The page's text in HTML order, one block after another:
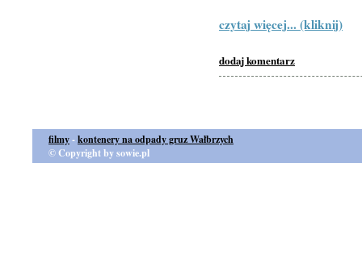
czytaj więcej... (kliknij)
dodaj komentarz
filmy-kontenery na odpady gruz Wałbrzych
© Copyright by sowie.pl